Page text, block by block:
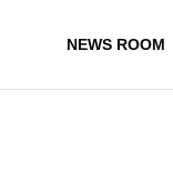
NEWS ROOM